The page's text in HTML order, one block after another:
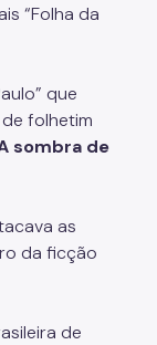
“Folha da
que
folhetim
sombra de
as
da ficção
de